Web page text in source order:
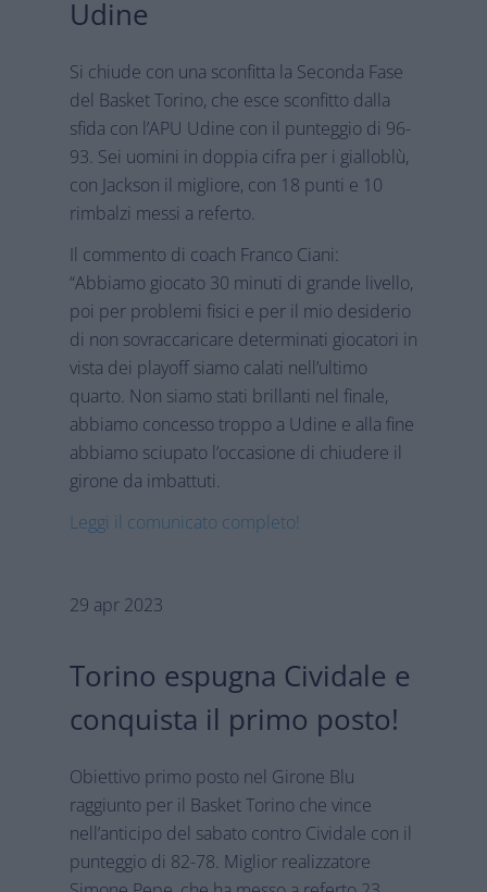
Udine
Si chiude con una sconfitta la Seconda Fase
del Basket Torino, che esce sconfitto dalla
sfida con l’APU Udine con il punteggio di 96-
93. Sei uomini in doppia cifra per i gialloblù,
con Jackson il migliore, con 18 punti e 10
rimbalzi messi a referto.
Il commento di coach Franco Ciani:
“Abbiamo giocato 30 minuti di grande livello,
poi per problemi fisici e per il mio desiderio
di non sovraccaricare determinati giocatori in
vista dei playoff siamo calati nell’ultimo
quarto. Non siamo stati brillanti nel finale,
abbiamo concesso troppo a Udine e alla fine
abbiamo sciupato l’occasione di chiudere il
girone da imbattuti.
Leggi il comunicato completo!
29 apr 2023
Torino espugna Cividale e
conquista il primo posto!
Obiettivo primo posto nel Girone Blu
raggiunto per il Basket Torino che vince
nell’anticipo del sabato contro Cividale con il
punteggio di 82-78. Miglior realizzatore